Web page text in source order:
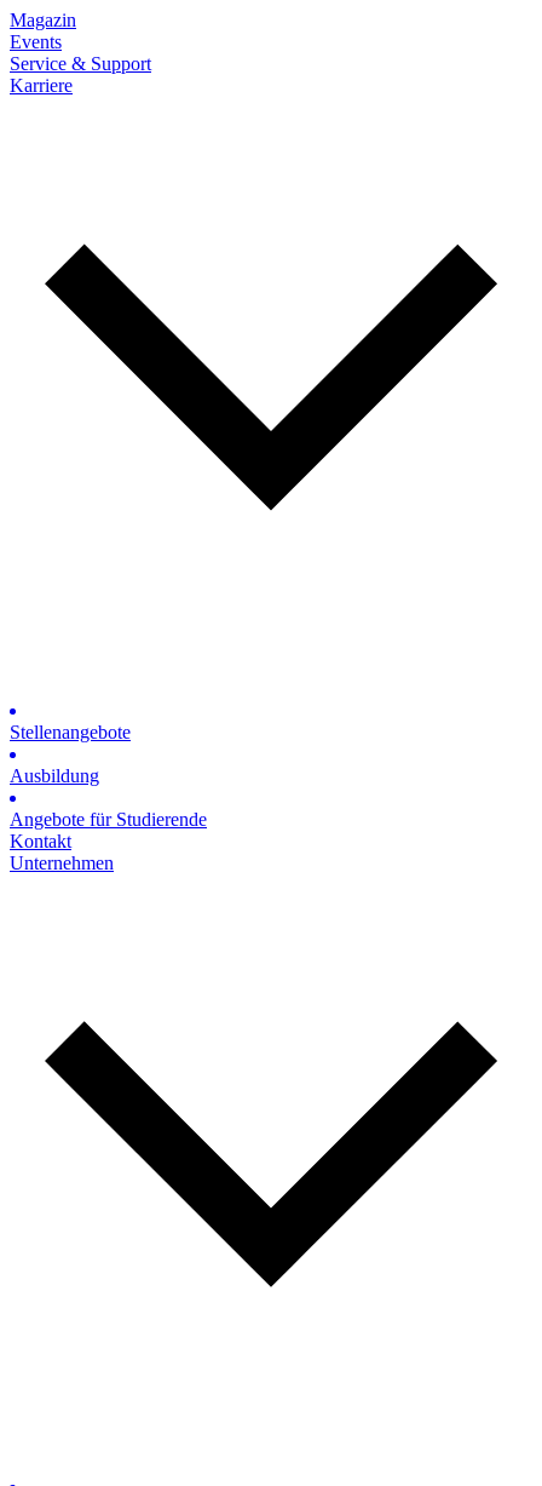
Magazin
Events
Service & Support
Karriere
Stellenangebote
Ausbildung
Angebote für Studierende
Kontakt
Unternehmen